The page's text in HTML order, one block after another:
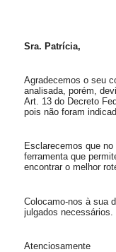
Sra. Patrícia,
Agradecemos o seu
analisada, porém,
Art. 13 do Decreto
pois não foram
Esclarecemos que
ferramenta que
encontrar o melhor
Colocamo-nos à sua
julgados necessários.
Atenciosamente